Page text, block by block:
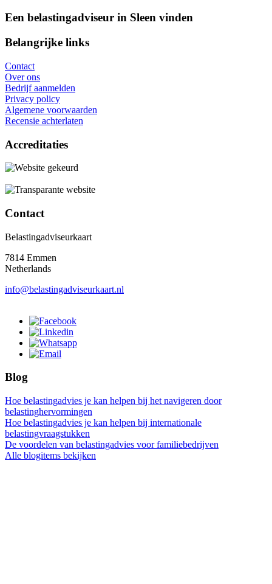
Een belastingadviseur in Sleen vinden
Belangrijke links
Contact
Over ons
Bedrijf aanmelden
Privacy policy
Algemene voorwaarden
Recensie achterlaten
Accreditaties
Contact
Belastingadviseurkaart
7814 Emmen
Netherlands
info@belastingadviseurkaart.nl
Blog
Hoe belastingadvies je kan helpen bij het navigeren door
belastinghervormingen
Hoe belastingadvies je kan helpen bij internationale
belastingvraagstukken
De voordelen van belastingadvies voor familiebedrijven
Alle blogitems bekijken